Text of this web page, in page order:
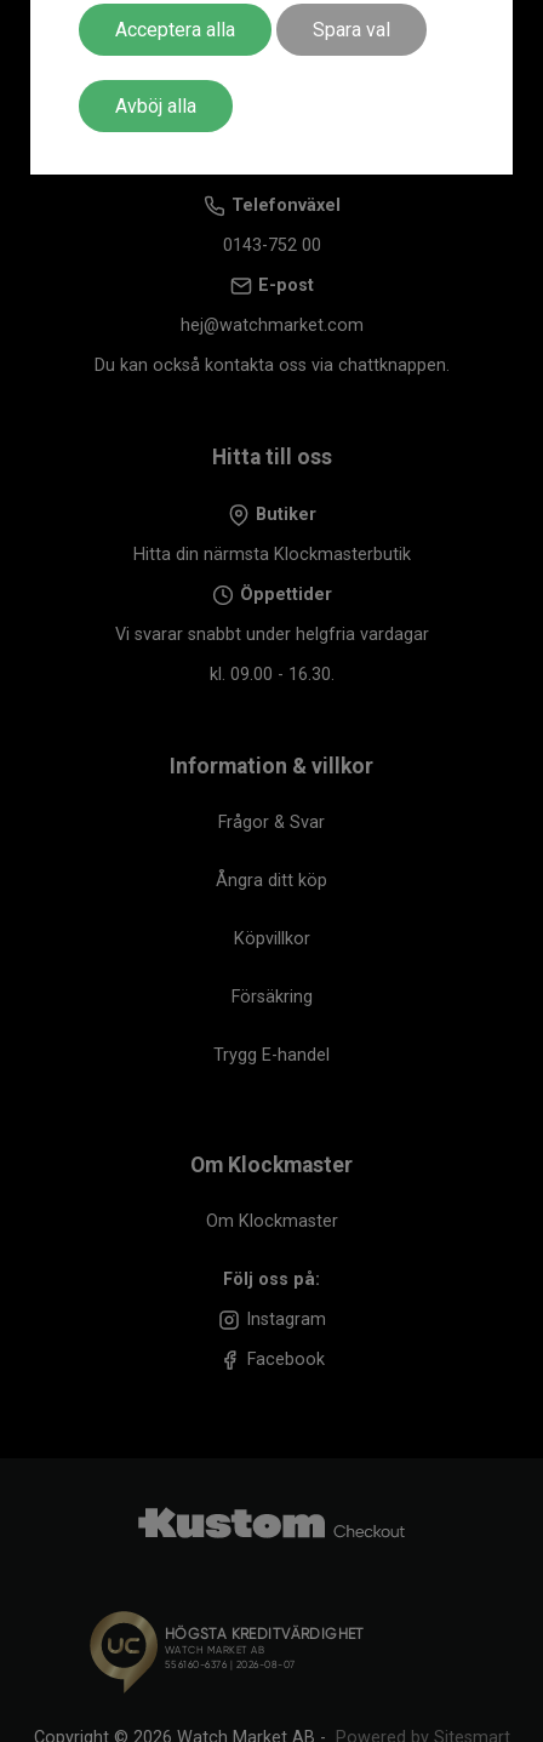
Acceptera alla Spara val
Avböj alla
Klockmaster Örebro
Mårtenssons Ur & Guld Halmstad
Telefonväxel
0143-752 00
E-post
hej@watchmarket.com
Du kan också kontakta oss via chattknappen.
Hitta till oss
Butiker
Hitta din närmsta Klockmasterbutik
Öppettider
Vi svarar snabbt under helgfria vardagar
kl. 09.00 - 16.30.
Information & villkor
Frågor & Svar
Ångra ditt köp
Köpvillkor
Försäkring
Trygg E-handel
Om Klockmaster
Om Klockmaster
Följ oss på:
Instagram
Facebook
Copyright © 2026 Watch Market AB - Powered by Sitesmart